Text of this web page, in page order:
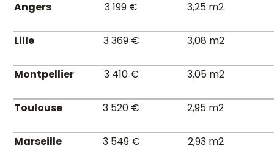
Angers 3 199 € 3,25 m2
Lille 3 369 € 3,08 m2
Montpellier 3 410 € 3,05 m2
Toulouse 3 520 € 2,95 m2
Marseille 3 549 € 2,93 m2